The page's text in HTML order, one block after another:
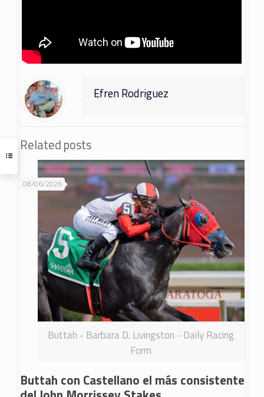
Efren Rodriguez
Related posts
Buttah - Barbara D. Livingston - Daily Racing
Form
08/06/2026
Buttah con Castellano el más consistente